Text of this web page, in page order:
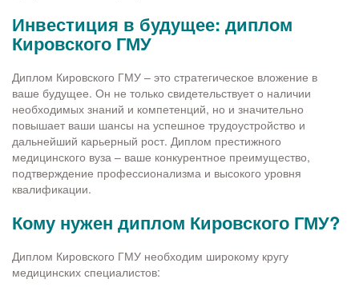
Инвестиция в будущее: диплом
Кировского ГМУ
Диплом Кировского ГМУ – это стратегическое вложение в
ваше будущее. Он не только свидетельствует о наличии
необходимых знаний и компетенций, но и значительно
повышает ваши шансы на успешное трудоустройство и
дальнейший карьерный рост. Диплом престижного
медицинского вуза – ваше конкурентное преимущество,
подтверждение профессионализма и высокого уровня
квалификации.
Кому нужен диплом Кировского ГМУ?
Диплом Кировского ГМУ необходим широкому кругу
медицинских специалистов: